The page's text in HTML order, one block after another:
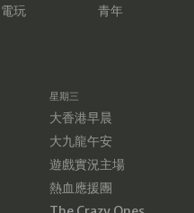
電玩 青年
星期三
大香港早晨
大九龍午安
遊戲實況主場
熱血應援團